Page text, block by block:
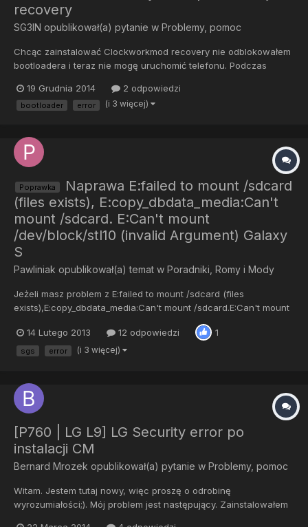
recovery
SG3IN opublikował(a) pytanie w Problemy, pomoc
Chcąc zainstalować Clockworkmod recovery nie odblokowałem
bootloadera i teraz nie mogę uruchomić telefonu. Podczas
mogę to naprawić?
19 Grudnia 2014 2 odpowiedzi
bootloader error (i 3 więcej)
Poprawka
Naprawa E:failed to mount /sdcard
(files exists), E:copy_dbdata_media:Can't
mount /sdcard. E:Can't mount
/dev/block/stl10 (invalid Argument) Galaxy
S
Pawliniak opublikował(a) temat w Poradniki, Romy i Mody
Jeżeli masz problem z E:failed to mount /sdcard (files
exists),E:copy_dbdata_media:Can't mount /sdcard.E:Can't mount
/dev/block/stl10 (invalid Argument)To ten fix jest dla Ciebie Co
jest potrzebne ? TelefonOdindbdata.rfs.tarDownload: dbdata.zip
Instrukcja instalacji: Pobieramy plikOdpalamy odina...
14 Lutego 2013 12 odpowiedzi 1
sgs error (i 3 więcej)
[P760 | LG L9] LG Security error po
instalacji CM
Bernard Mrozek opublikował(a) pytanie w Problemy, pomoc
Witam. Jestem tutaj nowy, więc proszę o odrobinę
wyrozumiałości;). Mój problem jest następujący. Zainstalowałem